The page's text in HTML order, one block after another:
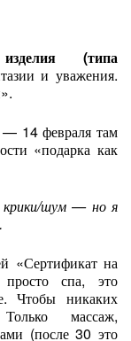
(типа
и уважения.
14 февраля там
«подарка как
крики/шум — но я
«Сертификат на
спа, это
Чтобы никаких
Только массаж,
(после 30 это